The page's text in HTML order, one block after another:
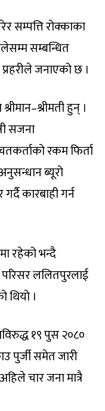
सम्पत्ति रोक्काका
सम्बन्धित
जनाएको छ ।
हुन् ।
सजना
रकम फिर्ता
ब्यूरो
कारबाही गर्न
रहेको भन्दै
परिसर ललितपुरलाई
थियो ।
१९ पुस २०८०
पुर्जी समेत जारी
चार जना मात्रै